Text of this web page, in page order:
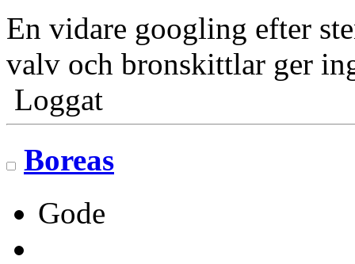
En vidare googling efter
valv och bronskittlar ger
Loggat
Boreas
Gode